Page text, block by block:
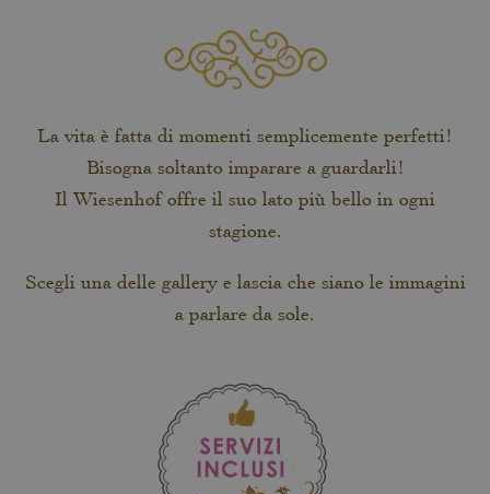
La vita è fatta di momenti semplicemente perfetti!
Bisogna soltanto imparare a guardarli!
Il Wiesenhof offre il suo lato più bello in ogni
stagione.
Scegli una delle gallery e lascia che siano le immagini
a parlare da sole.